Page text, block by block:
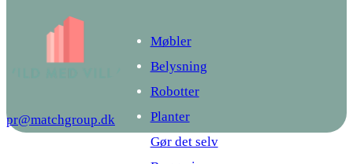
Møbler
Belysning
Robotter
Planter
Gør det selv
pr@matchgroup.dk